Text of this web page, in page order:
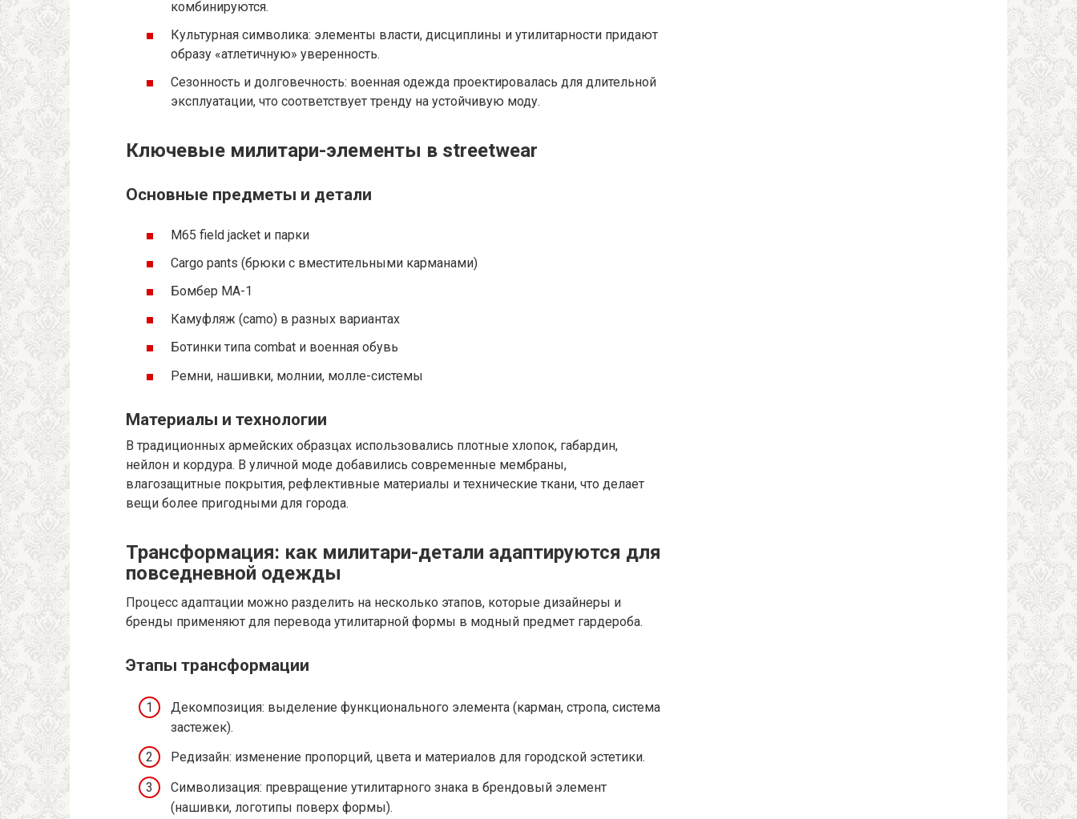
комбинируются.
Культурная символика: элементы власти, дисциплины и утилитарности придают
образу «атлетичную» уверенность.
Сезонность и долговечность: военная одежда проектировалась для длительной
эксплуатации, что соответствует тренду на устойчивую моду.
Ключевые милитари-элементы в streetwear
Основные предметы и детали
M65 field jacket и парки
Cargo pants (брюки с вместительными карманами)
Бомбер MA-1
Камуфляж (camo) в разных вариантах
Ботинки типа combat и военная обувь
Ремни, нашивки, молнии, молле-системы
Материалы и технологии
В традиционных армейских образцах использовались плотные хлопок, габардин,
нейлон и кордура. В уличной моде добавились современные мембраны,
влагозащитные покрытия, рефлективные материалы и технические ткани, что делает
вещи более пригодными для города.
Трансформация: как милитари-детали адаптируются для
повседневной одежды
Процесс адаптации можно разделить на несколько этапов, которые дизайнеры и
бренды применяют для перевода утилитарной формы в модный предмет гардероба.
Этапы трансформации
Декомпозиция: выделение функционального элемента (карман, стропа, система
застежек).
Редизайн: изменение пропорций, цвета и материалов для городской эстетики.
Символизация: превращение утилитарного знака в брендовый элемент
(нашивки, логотипы поверх формы).